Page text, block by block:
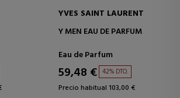
YVES SAINT LAURENT
Y MEN EAU DE PARFUM
Eau de Parfum
59,48 € 42% DTO.
Precio habitual 103,00 €